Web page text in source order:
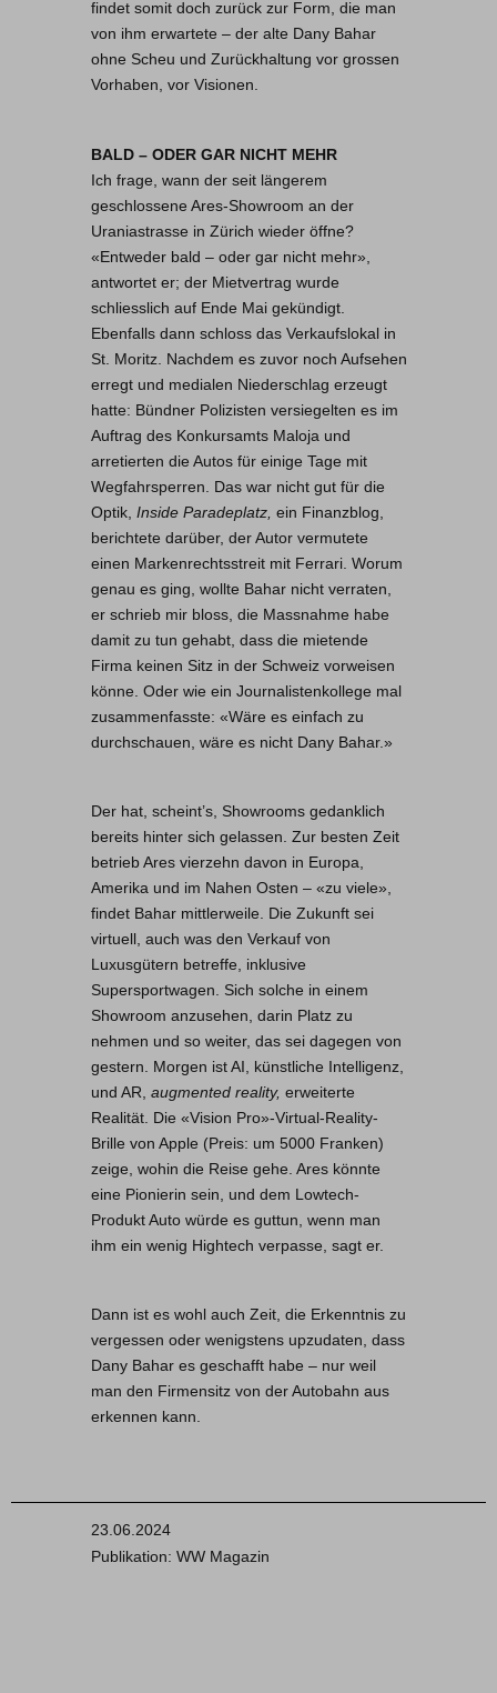
findet somit doch zurück zur Form, die man
von ihm erwartete – der alte Dany Bahar
ohne Scheu und Zurückhaltung vor grossen
Vorhaben, vor Visionen.
BALD – ODER GAR NICHT MEHR
Ich frage, wann der seit längerem
geschlossene Ares-Showroom an der
Uraniastrasse in Zürich wieder öffne?
«Entweder bald – oder gar nicht mehr»,
antwortet er; der Mietvertrag wurde
schliesslich auf Ende Mai gekündigt.
Ebenfalls dann schloss das Verkaufslokal in
St. Moritz. Nachdem es zuvor noch Aufsehen
erregt und medialen Niederschlag erzeugt
hatte: Bündner Polizisten versiegelten es im
Auftrag des Konkursamts Maloja und
arretierten die Autos für einige Tage mit
Wegfahrsperren. Das war nicht gut für die
Optik, Inside Paradeplatz, ein Finanzblog,
berichtete darüber, der Autor vermutete
einen Markenrechtsstreit mit Ferrari. Worum
genau es ging, wollte Bahar nicht verraten,
er schrieb mir bloss, die Massnahme habe
damit zu tun gehabt, dass die mietende
Firma keinen Sitz in der Schweiz vorweisen
könne. Oder wie ein Journalistenkollege mal
zusammenfasste: «Wäre es einfach zu
durchschauen, wäre es nicht Dany Bahar.»
Der hat, scheint’s, Showrooms gedanklich
bereits hinter sich gelassen. Zur besten Zeit
betrieb Ares vierzehn davon in Europa,
Amerika und im Nahen Osten – «zu viele»,
findet Bahar mittlerweile. Die Zukunft sei
virtuell, auch was den Verkauf von
Luxusgütern betreffe, inklusive
Supersportwagen. Sich solche in einem
Showroom anzusehen, darin Platz zu
nehmen und so weiter, das sei dagegen von
gestern. Morgen ist AI, künstliche Intelligenz,
und AR, augmented reality, erweiterte
Realität. Die «Vision Pro»-Virtual-Reality-
Brille von Apple (Preis: um 5000 Franken)
zeige, wohin die Reise gehe. Ares könnte
eine Pionierin sein, und dem Lowtech-
Produkt Auto würde es guttun, wenn man
ihm ein wenig Hightech verpasse, sagt er.
Dann ist es wohl auch Zeit, die Erkenntnis zu
vergessen oder wenigstens upzudaten, dass
Dany Bahar es geschafft habe – nur weil
man den Firmensitz von der Autobahn aus
erkennen kann.
23.06.2024
Publikation: WW Magazin